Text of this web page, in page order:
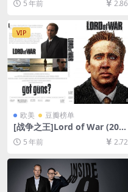
盘+迅雷云盘资源1080P超清
幕]
5 年前 2.86
VIP
欧美 豆瓣榜单
[战争之王]Lord of War (200
5)[百度网盘+迅雷云盘资源10
80P超清未删减][MP4/8.0GB]
[中英字幕]
5 年前 2.72